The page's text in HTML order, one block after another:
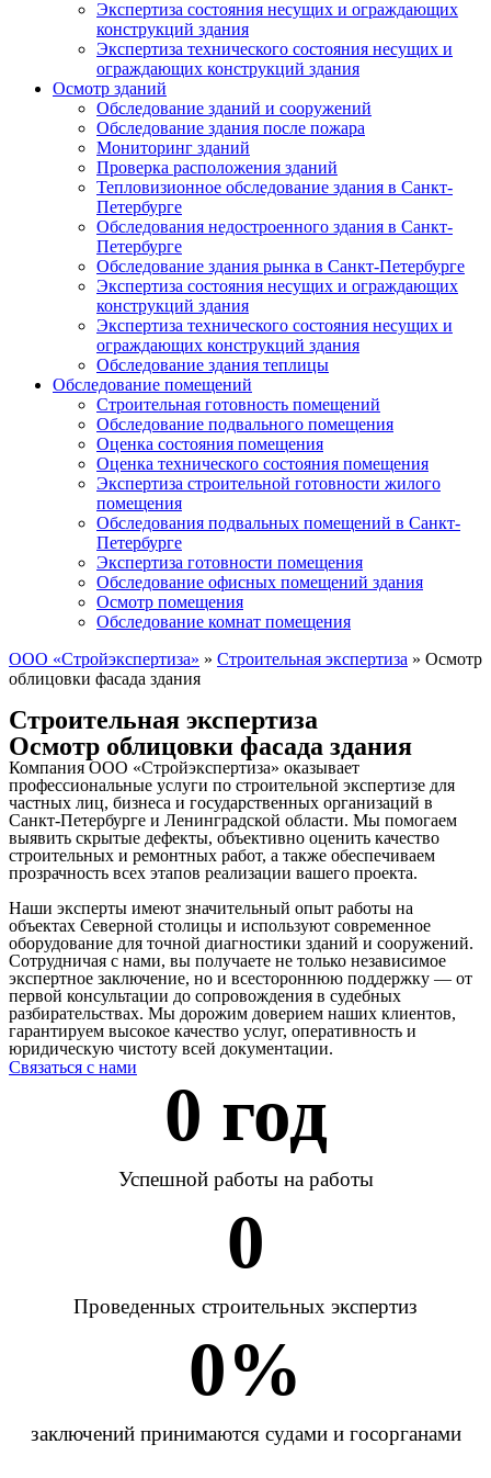
Экспертиза состояния несущих и ограждающих
конструкций здания
Экспертиза технического состояния несущих и
ограждающих конструкций здания
Осмотр зданий
Обследование зданий и сооружений
Обследование здания после пожара
Мониторинг зданий
Проверка расположения зданий
Тепловизионное обследование здания в Санкт-
Петербурге
Обследования недостроенного здания в Санкт-
Петербурге
Обследование здания рынка в Санкт-Петербурге
Экспертиза состояния несущих и ограждающих
конструкций здания
Экспертиза технического состояния несущих и
ограждающих конструкций здания
Обследование здания теплицы
Обследование помещений
Строительная готовность помещений
Обследование подвального помещения
Оценка состояния помещения
Оценка технического состояния помещения
Экспертиза строительной готовности жилого
помещения
Обследования подвальных помещений в Санкт-
Петербурге
Экспертиза готовности помещения
Обследование офисных помещений здания
Осмотр помещения
Обследование комнат помещения
ООО «Стройэкспертиза» » Строительная экспертиза » Осмотр
облицовки фасада здания
Строительная экспертиза
Осмотр облицовки фасада здания
Компания ООО «Стройэкспертиза» оказывает
профессиональные услуги по строительной экспертизе для
частных лиц, бизнеса и государственных организаций в
Санкт-Петербурге и Ленинградской области. Мы помогаем
выявить скрытые дефекты, объективно оценить качество
строительных и ремонтных работ, а также обеспечиваем
прозрачность всех этапов реализации вашего проекта.
Наши эксперты имеют значительный опыт работы на
объектах Северной столицы и используют современное
оборудование для точной диагностики зданий и сооружений.
Сотрудничая с нами, вы получаете не только независимое
экспертное заключение, но и всестороннюю поддержку — от
первой консультации до сопровождения в судебных
разбирательствах. Мы дорожим доверием наших клиентов,
гарантируем высокое качество услуг, оперативность и
юридическую чистоту всей документации.
Связаться с нами
0 год
Успешной работы на работы
0
Проведенных строительных экспертиз
0%
заключений принимаются судами и госорганами